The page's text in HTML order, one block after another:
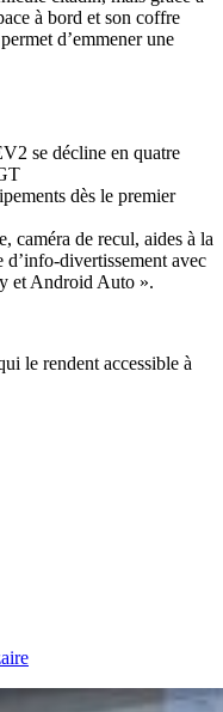
à bord et son coffre
d’emmener une
se décline en quatre
dès le premier
caméra de recul, aides à la
d’info-divertissement avec
et Android Auto ».
le rendent accessible à